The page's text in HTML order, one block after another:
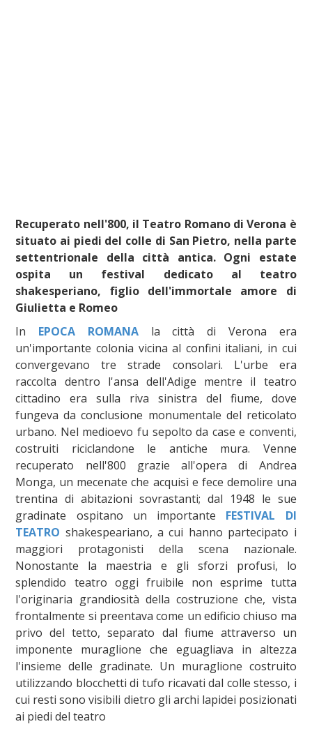
Recuperato nell'800, il Teatro Romano di Verona è
situato ai piedi del colle di San Pietro, nella parte
settentrionale della città antica. Ogni estate
ospita un festival dedicato al teatro
shakesperiano, figlio dell'immortale amore di
Giulietta e Romeo
In EPOCA ROMANAla città di Verona era
un'importante colonia vicina al confini italiani, in cui
convergevano tre strade consolari. L'urbe era
raccolta dentro l'ansa dell'Adige mentre il teatro
cittadino era sulla riva sinistra del fiume, dove
fungeva da conclusione monumentale del reticolato
urbano. Nel medioevo fu sepolto da case e conventi,
costruiti riciclandone le antiche mura. Venne
recuperato nell'800 grazie all'opera di Andrea
Monga, un mecenate che acquisì e fece demolire una
trentina di abitazioni sovrastanti; dal 1948 le sue
gradinate ospitano un importante FESTIVAL DI
TEATRO shakespeariano, a cui hanno partecipato i
maggiori protagonisti della scena nazionale.
Nonostante la maestria e gli sforzi profusi, lo
splendido teatro oggi fruibile non esprime tutta
l'originaria grandiosità della costruzione che, vista
frontalmente si preentava come un edificio chiuso ma
privo del tetto, separato dal fiume attraverso un
imponente muraglione che eguagliava in altezza
l'insieme delle gradinate. Un muraglione costruito
utilizzando blocchetti di tufo ricavati dal colle stesso, i
cui resti sono visibili dietro gli archi lapidei posizionati
ai piedi del teatro